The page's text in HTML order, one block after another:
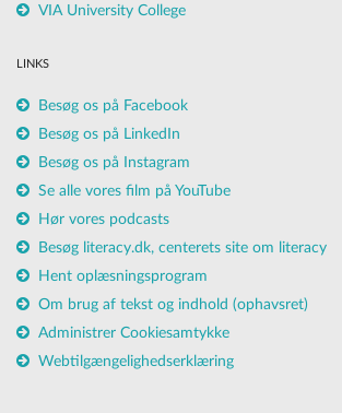
VIA University College
LINKS
Besøg os på Facebook
Besøg os på LinkedIn
Besøg os på Instagram
Se alle vores film på YouTube
Hør vores podcasts
Besøg literacy.dk, centerets site om literacy
Hent oplæsningsprogram
Om brug af tekst og indhold (ophavsret)
Administrer Cookiesamtykke
Webtilgængelighedserklæring